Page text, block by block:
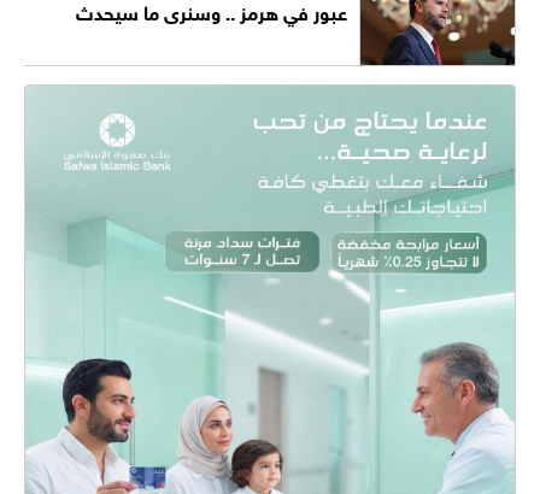
عبور في هرمز .. وسنرى ما سيحدث